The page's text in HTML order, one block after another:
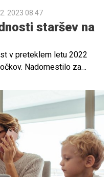
2023 08.47
staršev na
v preteklem letu 2022
Nadomestilo za
najmanj štirih otrok pa je